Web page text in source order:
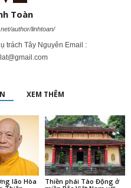
Toàn
author/linhtoan/
trách Tây Nguyên Email :
XEM THÊM
lão Hòa
Thiền phái Tào Động ở